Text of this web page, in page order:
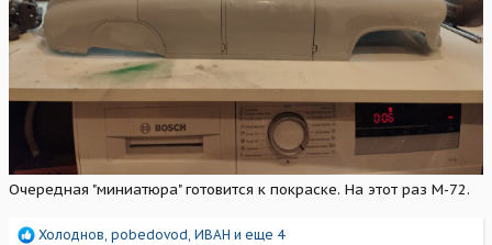
Очередная "миниатюра" готовится к покраске. На этот раз М-72.
Р
Холоднов, pobedovod, ИВАН и еще 4